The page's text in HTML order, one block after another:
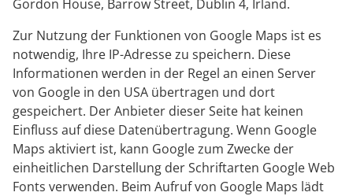
Gordon House, Barrow Street, Dublin 4, Irland.
Zur Nutzung der Funktionen von Google Maps ist es
notwendig, Ihre IP-Adresse zu speichern. Diese
Informationen werden in der Regel an einen Server
von Google in den USA übertragen und dort
gespeichert. Der Anbieter dieser Seite hat keinen
Einfluss auf diese Datenübertragung. Wenn Google
Maps aktiviert ist, kann Google zum Zwecke der
einheitlichen Darstellung der Schriftarten Google Web
Fonts verwenden. Beim Aufruf von Google Maps lädt